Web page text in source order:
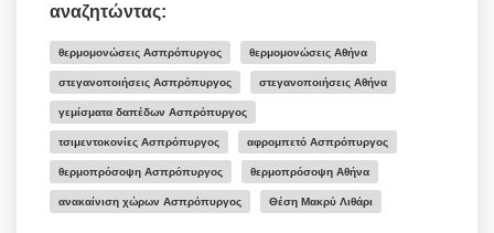
αναζητώντας:
θερμομονώσεις Ασπρόπυργος θερμομονώσεις Αθήνα
στεγανοποιήσεις Ασπρόπυργος στεγανοποιήσεις Αθήνα
γεμίσματα δαπέδων Ασπρόπυργος
τσιμεντοκονίες Ασπρόπυργος αφρομπετό Ασπρόπυργος
θερμοπρόσοψη Ασπρόπυργος θερμοπρόσοψη Αθήνα
ανακαίνιση χώρων Ασπρόπυργος Θέση Μακρύ Λιθάρι